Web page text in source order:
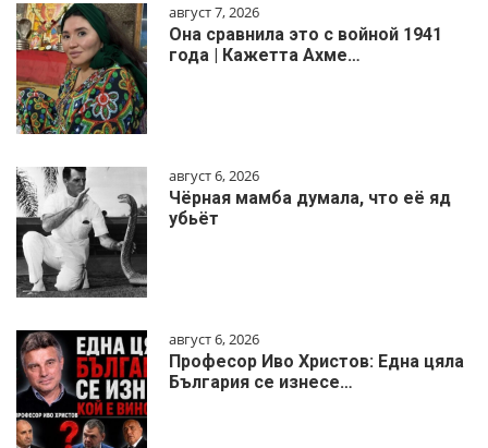
август 7, 2026
Она сравнила это с войной 1941
года | Кажетта Ахме…
август 6, 2026
Чёрная мамба думала, что её яд
убьёт
август 6, 2026
Професор Иво Христов: Една цяла
България се изнесе…